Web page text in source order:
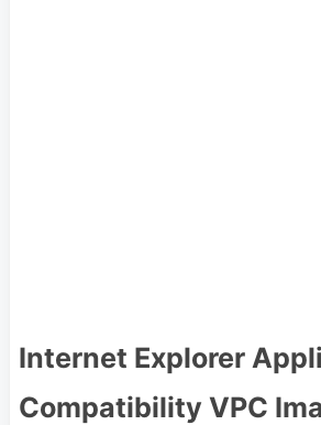
Internet Explorer
Compatibility VPC